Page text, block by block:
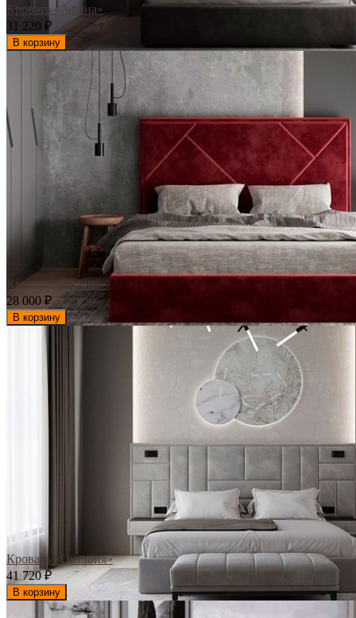
Кровать «Афина»
31 220 ₽
В корзину
Кровать «Верона»
28 000 ₽
В корзину
Кровать «Октавия»
41 720₽
В корзину